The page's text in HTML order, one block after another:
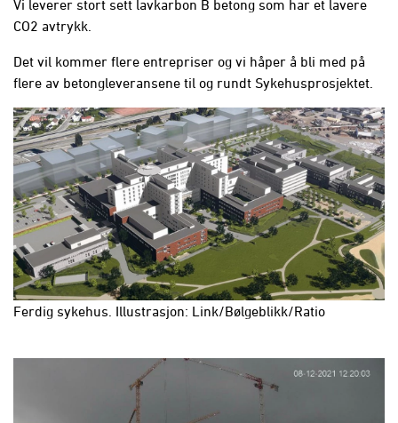
Vi leverer stort sett lavkarbon B betong som har et lavere
CO2 avtrykk.
Det vil kommer flere entrepriser og vi håper å bli med på
flere av betongleveransene til og rundt Sykehusprosjektet.
Ferdig sykehus. Illustrasjon: Link/Bølgeblikk/Ratio